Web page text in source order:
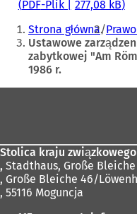
PDF-Plik 277,08 kB
Jesteś
tutaj:
Strona główna
Ustawowe
zabytkowej "Am
1986 r.
Stolica kraju
, Stadthaus, Große Bleiche
, Große Bleiche 46/
, 55116 Moguncja